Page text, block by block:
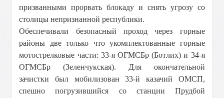
призванными прорвать блокаду и снять угрозу со
столицы непризнанной республики.
Обеспечивали безопасный проход через горные
районы две только что укомплектованные горные
мотострелковые части: 33-я ОГМСБр (Ботлих) и 34-я
ОГМСБр (Зеленчукская). Для окончательной
зачистки был мобилизован 33-й казачий ОМСП,
спешно погрузившийся со станции Прудбой